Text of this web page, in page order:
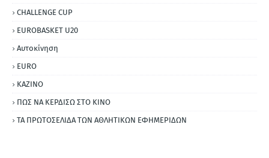
CHALLENGE CUP
EUROBASKET U20
Αυτοκίνηση
ΕURO
ΚΑΖΙΝΟ
ΠΩΣ ΝΑ ΚΕΡΔΙΣΩ ΣΤΟ ΚΙΝΟ
ΤΑ ΠΡΩΤΟΣΕΛΙΔΑ ΤΩΝ ΑΘΛΗΤΙΚΩΝ ΕΦΗΜΕΡΙΔΩΝ